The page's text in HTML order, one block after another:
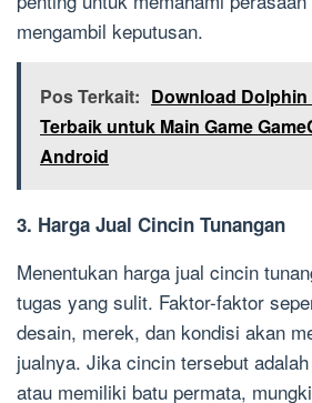
mengambil keputusan.
Pos Terkait: Download
Terbaik untuk Main Game
Android
3. Harga Jual Cincin Tunangan
Menentukan harga jual cincin
tugas yang sulit. Faktor-faktor
desain, merek, dan kondisi akan
jualnya. Jika cincin tersebut
atau memiliki batu permata,